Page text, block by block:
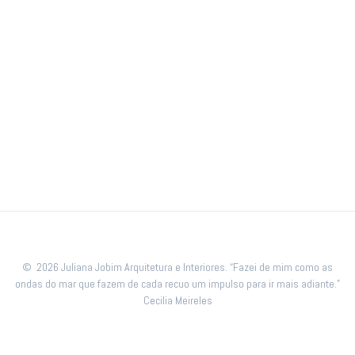
© 2026 Juliana Jobim Arquitetura e Interiores. “Fazei de mim como as
ondas do mar que fazem de cada recuo um impulso para ir mais adiante.”
Cecilia Meireles